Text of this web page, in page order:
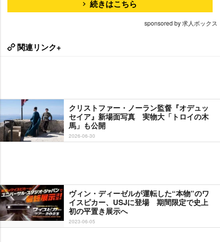
続きはこちら
sponsored by 求人ボックス
関連リンク+
クリストファー・ノーラン監督『オデュッ
セイア』新場面写真 実物大「トロイの木
馬」も公開
2026-06-30
ヴィン・ディーゼルが運転した“本物”のワ
イスピカー、USJに登場 期間限定で史上
初の平置き展示へ
2023-06-05